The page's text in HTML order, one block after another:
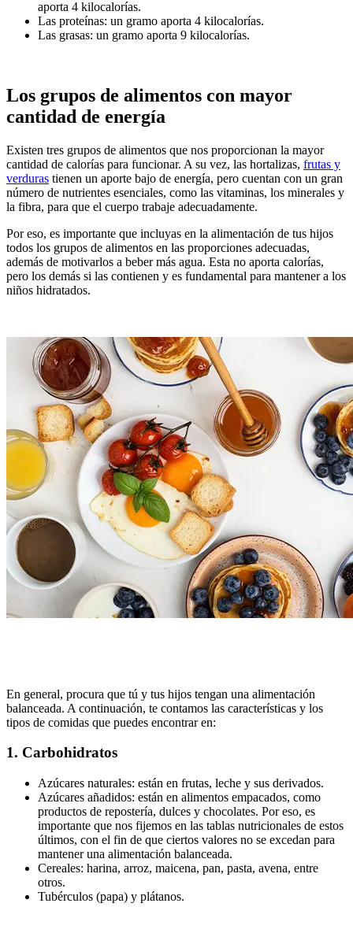
aporta 4 kilocalorías.
Las proteínas: un gramo aporta 4 kilocalorías.
Las grasas: un gramo aporta 9 kilocalorías.
Los grupos de alimentos con mayor
cantidad de energía
Existen tres grupos de alimentos que nos proporcionan la mayor
cantidad de calorías para funcionar. A su vez, las hortalizas, frutas y
verduras tienen un aporte bajo de energía, pero cuentan con un gran
número de nutrientes esenciales, como las vitaminas, los minerales y
la fibra, para que el cuerpo trabaje adecuadamente.
Por eso, es importante que incluyas en la alimentación de tus hijos
todos los grupos de alimentos en las proporciones adecuadas,
además de motivarlos a beber más agua. Esta no aporta calorías,
pero los demás si las contienen y es fundamental para mantener a los
niños hidratados.
En general, procura que tú y tus hijos tengan una alimentación
balanceada. A continuación, te contamos las características y los
tipos de comidas que puedes encontrar en:
1. Carbohidratos
Azúcares naturales: están en frutas, leche y sus derivados.
Azúcares añadidos: están en alimentos empacados, como
productos de repostería, dulces y chocolates. Por eso, es
importante que nos fijemos en las tablas nutricionales de estos
últimos, con el fin de que ciertos valores no se excedan para
mantener una alimentación balanceada.
Cereales: harina, arroz, maicena, pan, pasta, avena, entre
otros.
Tubérculos (papa) y plátanos.